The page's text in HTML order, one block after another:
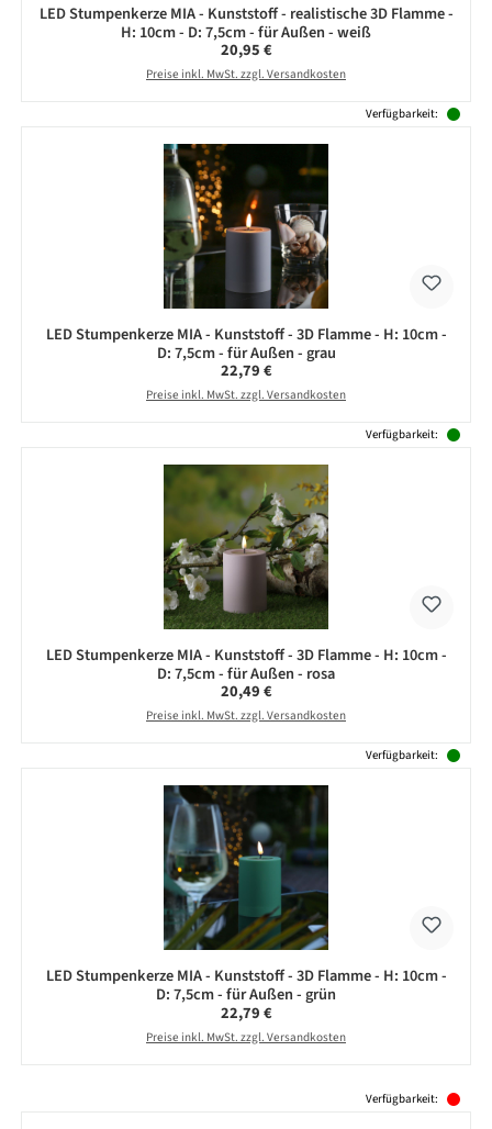
LED Stumpenkerze MIA - Kunststoff - realistische 3D Flamme -
H: 10cm - D: 7,5cm - für Außen - weiß
Regulärer Preis:
20,95 €
Preise inkl. MwSt. zzgl. Versandkosten
Verfügbarkeit:
LED Stumpenkerze MIA - Kunststoff - 3D Flamme - H: 10cm -
D: 7,5cm - für Außen - grau
Regulärer Preis:
22,79 €
Preise inkl. MwSt. zzgl. Versandkosten
Verfügbarkeit:
LED Stumpenkerze MIA - Kunststoff - 3D Flamme - H: 10cm -
D: 7,5cm - für Außen - rosa
Regulärer Preis:
20,49 €
Preise inkl. MwSt. zzgl. Versandkosten
Verfügbarkeit:
LED Stumpenkerze MIA - Kunststoff - 3D Flamme - H: 10cm -
D: 7,5cm - für Außen - grün
Regulärer Preis:
22,79 €
Preise inkl. MwSt. zzgl. Versandkosten
Verfügbarkeit: